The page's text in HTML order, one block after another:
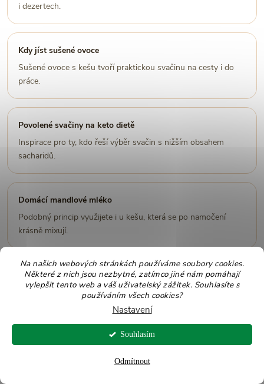
Na našich webových stránkách používáme soubory cookies.
Některé z nich jsou nezbytné, zatímco jiné nám pomáhají
vylepšit tento web a váš uživatelský zážitek. Souhlasíte s
používáním všech cookies?
Nastavení
Odmítnout
Souhlasím
i dezertech.
Kdy jíst sušené ovoce
Sušené ovoce s kešu tvoří praktickou svačinu na cesty i do
práce.
Povolené svačiny na keto dietě
Inspirace pro ty, kdo řeší výběr svačin s nižším obsahem
sacharidů.
Domácí mandlové mléko
Podobný princip využijete i u kešu, která se po namočení
krásně mixují.
Shrnutí: proč zařadit kešu do
Kešu mají jemnou máslovou chuť a hodí se do sladké i
slané kuchyně.
Obsahují rostlinné bílkoviny, tuky, hořčík, zinek, železo,